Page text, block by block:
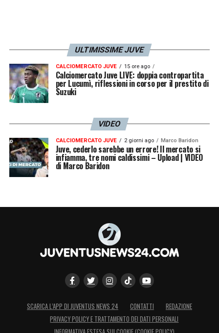
ULTIMISSIME JUVE
CALCIOMERCATO JUVE 15 ore ago
Calciomercato Juve LIVE: doppia contropartita
per Lucumì, riflessioni in corso per il prestito di
Suzuki
VIDEO
CALCIOMERCATO JUVE 2 giorni ago Marco Baridon
Juve, cederlo sarebbe un errore! Il mercato si
infiamma, tre nomi caldissimi – Upload | VIDEO
di Marco Baridon
SCARICA L’APP DI JUVENTUS NEWS 24 CONTATTI
REDAZIONE
PRIVACY POLICY E TRATTAMENTO DEI DATI PERSONALI